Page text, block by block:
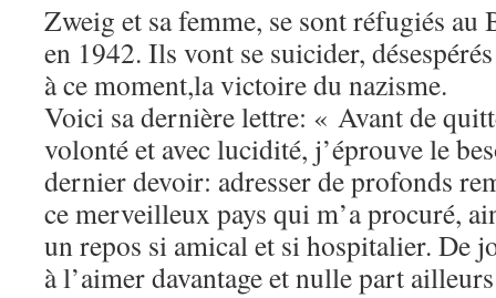
Zweig et sa femme, se sont réfugiés au
en 1942. Ils vont se suicider,
à ce moment,la victoire du nazisme.
Voici sa dernière lettre: « Avant de
volonté et avec lucidité, j’éprouve le
dernier devoir: adresser de profonds
ce merveilleux pays qui m’a procuré,
un repos si amical et si hospitalier. De
à l’aimer davantage et nulle part